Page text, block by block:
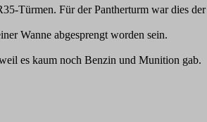
Türmen. Für der Pantherturm war dies
Wanne abgesprengt worden sein.
es kaum noch Benzin und Munition gab.